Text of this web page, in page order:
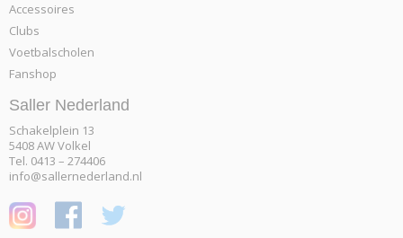
Accessoires
Clubs
Voetbalscholen
Fanshop
Saller Nederland
Schakelplein 13
5408 AW Volkel
Tel. 0413 – 274406
info@sallernederland.nl